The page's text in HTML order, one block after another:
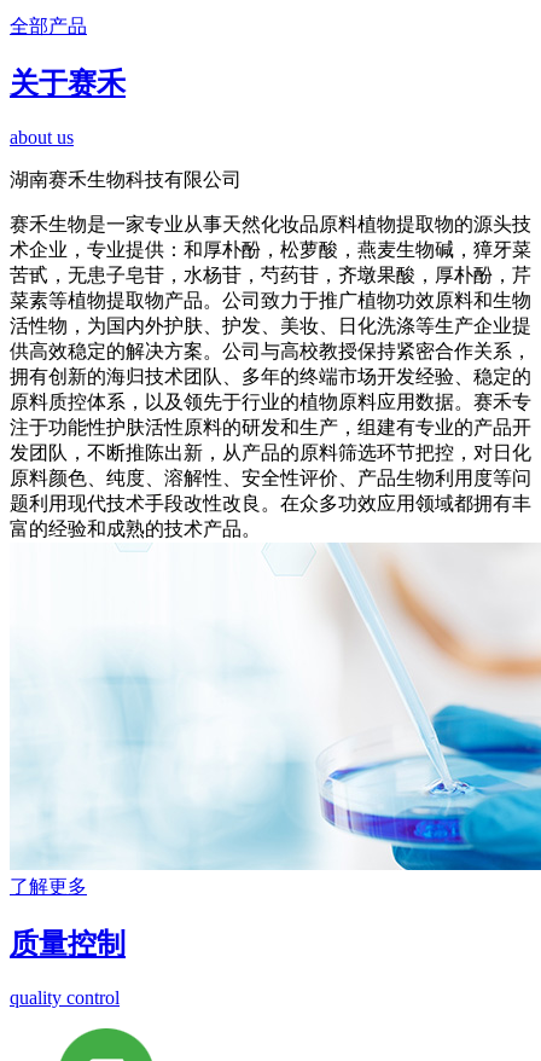
全部产品
关于赛禾
about us
湖南赛禾生物科技有限公司
赛禾生物是一家专业从事天然化妆品原料植物提取物的源头技
术企业，专业提供：和厚朴酚，松萝酸，燕麦生物碱，獐牙菜
苦甙，无患子皂苷，水杨苷，芍药苷，齐墩果酸，厚朴酚，芹
菜素等植物提取物产品。公司致力于推广植物功效原料和生物
活性物，为国内外护肤、护发、美妆、日化洗涤等生产企业提
供高效稳定的解决方案。公司与高校教授保持紧密合作关系，
拥有创新的海归技术团队、多年的终端市场开发经验、稳定的
原料质控体系，以及领先于行业的植物原料应用数据。赛禾专
注于功能性护肤活性原料的研发和生产，组建有专业的产品开
发团队，不断推陈出新，从产品的原料筛选环节把控，对日化
原料颜色、纯度、溶解性、安全性评价、产品生物利用度等问
题利用现代技术手段改性改良。在众多功效应用领域都拥有丰
富的经验和成熟的技术产品。
了解更多
质量控制
quality control